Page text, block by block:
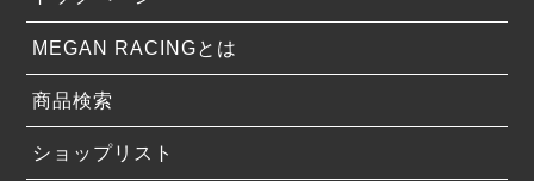
MEGAN RACINGとは
商品検索
ショップリスト